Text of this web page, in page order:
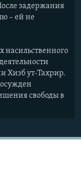
задержания
– ей не
насильственного
Хизб ут-Тахрир.
свободы в